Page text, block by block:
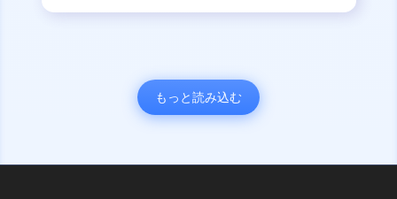
もっと読み込む